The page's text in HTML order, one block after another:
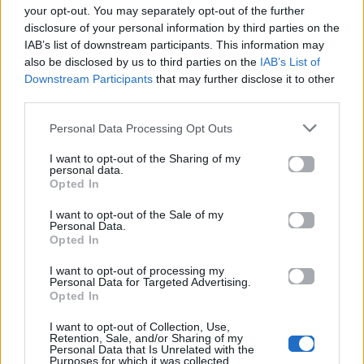
your opt-out. You may separately opt-out of the further
disclosure of your personal information by third parties on the
IAB’s list of downstream participants. This information may
also be disclosed by us to third parties on the IAB’s List of
Downstream Participants that may further disclose it to other
Personal Data Processing Opt Outs
I want to opt-out of the Sharing of my
personal data.
Opted In
I want to opt-out of the Sale of my
Personal Data.
Opted In
I want to opt-out of processing my
Personal Data for Targeted Advertising.
Opted In
I want to opt-out of Collection, Use,
Retention, Sale, and/or Sharing of my
Personal Data that Is Unrelated with the
Purposes for which it was collected.
Ακολουθήστε το
Mad.gr στο MSN
Μοιράσου αυτό το άρθρο
Προηγούμενο Επόμενο